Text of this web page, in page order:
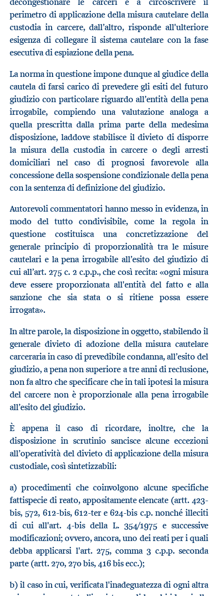
perimetro di applicazione della misura cautelare della
custodia in carcere, dall’altro, risponde all'ulteriore
esigenza di collegare il sistema cautelare con la fase
esecutiva di espiazione della pena.
La norma in questione impone dunque al giudice della
cautela di farsi carico di prevedere gli esiti del futuro
giudizio con particolare riguardo all’entità della pena
irrogabile, compiendo una valutazione analoga a
quella prescritta dalla prima parte della medesima
disposizione, laddove stabilisce il divieto di disporre
la misura della custodia in carcere o degli arresti
domiciliari nel caso di prognosi favorevole alla
concessione della sospensione condizionale della pena
con la sentenza di definizione del giudizio.
Autorevoli commentatori hanno messo in evidenza, in
modo del tutto condivisibile, come la regola in
questione costituisca una concretizzazione del
generale principio di proporzionalità tra le misure
cautelari e la pena irrogabile all’esito del giudizio di
cui all’art. 275 c. 2 c.p.p., che così recita: «ogni misura
deve essere proporzionata all'entità del fatto e alla
sanzione che sia stata o si ritiene possa essere
irrogata».
In altre parole, la disposizione in oggetto, stabilendo il
generale divieto di adozione della misura cautelare
carceraria in caso di prevedibile condanna, all’esito del
giudizio, a pena non superiore a tre anni di reclusione,
non fa altro che specificare che in tali ipotesi la misura
del carcere non è proporzionale alla pena irrogabile
all’esito del giudizio.
È appena il caso di ricordare, inoltre, che la
disposizione in scrutinio sancisce alcune eccezioni
all’operatività del divieto di applicazione della misura
custodiale, così sintetizzabili:
a) procedimenti che coinvolgono alcune specifiche
fattispecie di reato, appositamente elencate (artt. 423-
bis, 572, 612-bis, 612-ter e 624-bis c.p. nonché illeciti
di cui all'art. 4-bis della L. 354/1975 e successive
modificazioni; ovvero, ancora, uno dei reati per i quali
debba applicarsi l'art. 275, comma 3 c.p.p. seconda
parte (artt. 270, 270 bis, 416 bis ecc.);
b) il caso in cui, verificata l'inadeguatezza di ogni altra